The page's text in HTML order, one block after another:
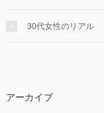
30代女性のリアル
アーカイブ